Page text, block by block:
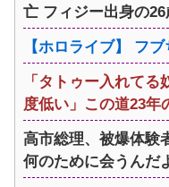
亡 フィジー出身の26
【ホロライブ】 フ
「タトゥー入れて
度低い」この道23年
高市総理、被爆体験
何のために会うんだ